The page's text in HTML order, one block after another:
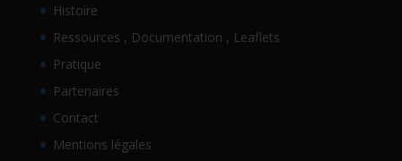
Histoire
Ressources , Documentation , Leaflets
Pratique
Partenaires
Contact
Mentions légales